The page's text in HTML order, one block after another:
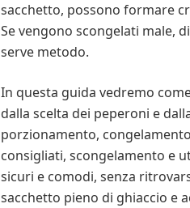
sacchetto, possono formare
Se vengono scongelati male,
serve metodo.
In questa guida vedremo
dalla scelta dei peperoni e
porzionamento,
consigliati, scongelamento e
sicuri e comodi, senza
sacchetto pieno di ghiaccio e